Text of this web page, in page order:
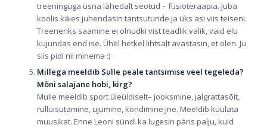
treeninguga üsna lähedalt seotud – füsioteraapia. Juba
koolis käies juhendasin tantsutunde ja üks asi viis teiseni.
Treeneriks saamine ei olnudki vist teadlik valik, vaid elu
kujundas end ise. Ühel hetkel lihtsalt avastasin, et olen. Ju
siis pidi nii minema :)
Millega meeldib Sulle peale tantsimise veel tegeleda?
Mõni salajane hobi, kirg?
Mulle meeldib sport üleüldiselt– jooksmine, jalgrattasõit,
rulluisutamine, ujumine, kõndimine jne. Meeldib kuulata
muusikat. Enne Leoni sündi ka lugesin päris palju, kuid